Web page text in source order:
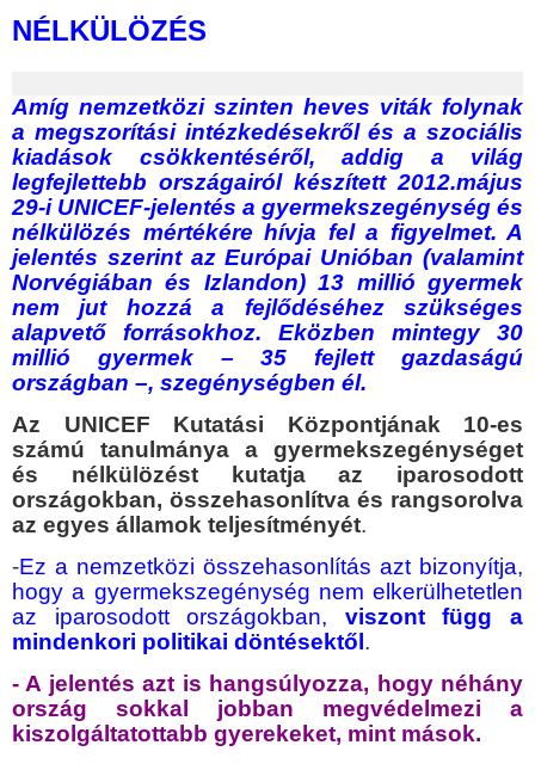
NÉLKÜLÖZÉS
Amíg nemzetközi szinten heves viták folynak
a megszorítási intézkedésekről és a szociális
kiadások csökkentéséről, addig a világ
legfejlettebb országairól készített 2012.május
29-i UNICEF-jelentés a gyermekszegénység és
nélkülözés mértékére hívja fel a figyelmet. A
jelentés szerint az Európai Unióban (valamint
Norvégiában és Izlandon) 13 millió gyermek
nem jut hozzá a fejlődéséhez szükséges
alapvető forrásokhoz. Eközben mintegy 30
millió gyermek – 35 fejlett gazdaságú
országban –, szegénységben él.
Az UNICEF Kutatási Központjának 10-es
számú tanulmánya a gyermekszegénységet
és nélkülözést kutatja az iparosodott
országokban, összehasonlítva és rangsorolva
az egyes államok teljesítményét.
-Ez a nemzetközi összehasonlítás azt bizonyítja,
hogy a gyermekszegénység nem elkerülhetetlen
az iparosodott országokban, viszont függ a
mindenkori politikai döntésektől.
- A jelentés azt is hangsúlyozza, hogy néhány
ország sokkal jobban megvédelmezi a
kiszolgáltatottabb gyerekeket, mint mások.